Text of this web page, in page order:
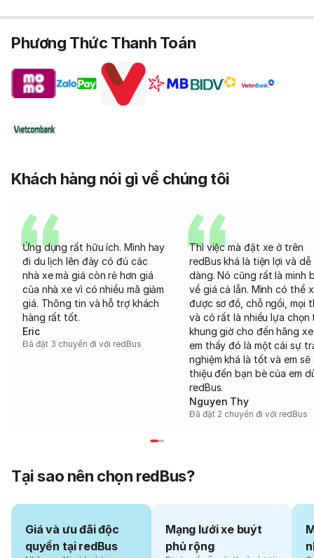
Phương Thức Thanh Toán
Khách hàng nói gì về chúng tôi
Ứng dụng rất hữu ích. Mình hay
đi du lịch lên đây có đủ các
nhà xe mà giá còn rẻ hơn giá
của nhà xe vì có nhiều mã giảm
giá. Thông tin và hỗ trợ khách
hàng rất tốt.
Eric
Đã đặt 3 chuyến đi với redBus
Thì việc mà đặt xe ở trên
redBus khá là tiện lợi và dễ
dàng. Nó cũng rất là minh
về giá cả lẫn. Mình có thể
được sơ đồ, chỗ ngồi, mọi
và có rất là nhiều lựa chọn
khung giờ cho đến hãng
em thấy đó là một cái sự
nghiệm khá là tốt và em sẽ
thiệu đến bạn bè của em
redBus.
Nguyen Thy
Đã đặt 2 chuyến đi với redBus
Tại sao nên chọn redBus?
Giá và ưu đãi độc
quyền tại redBus
Mạng lưới xe buýt
phủ rộng